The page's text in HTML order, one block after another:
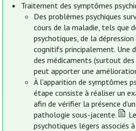
Traitement des symptômes
Des problèmes psychiques
cours de la maladie, tels que
psychotiques, de la
cognitifs principalement. Une
des médicaments (surtout
peut apporter une
À l'apparition de symptômes
étape consiste à réaliser un
afin de vérifier la présence
pathologie sous-jacente.
psychotiques légers associés